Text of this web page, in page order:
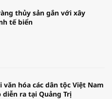
thủy sản gắn với xây
tế biển
văn hóa các dân tộc Việt Nam
diễn ra tại Quảng Trị